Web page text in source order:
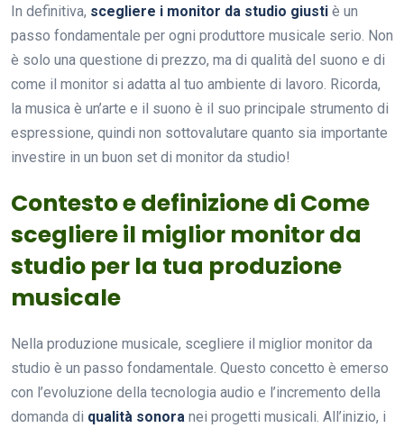
In definitiva, scegliere i monitor da studio giusti è un
passo fondamentale per ogni produttore musicale serio. Non
è solo una questione di prezzo, ma di qualità del suono e di
come il monitor si adatta al tuo ambiente di lavoro. Ricorda,
la musica è un’arte e il suono è il suo principale strumento di
espressione, quindi non sottovalutare quanto sia importante
investire in un buon set di monitor da studio!
Contesto e definizione di Come
scegliere il miglior monitor da
studio per la tua produzione
musicale
Nella produzione musicale, scegliere il miglior monitor da
studio è un passo fondamentale. Questo concetto è emerso
con l’evoluzione della tecnologia audio e l’incremento della
domanda di qualità sonora nei progetti musicali. All’inizio, i